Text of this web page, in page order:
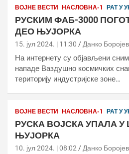
ВОЈНЕ ВЕСТИ НАСЛОВНА-1 РАТ У
РУСКИМ ФАБ-3000
ДЕО ЊУЈОРКА
15. јул 2024. | 11:30 Данко
На интернету су објављени
нападе Ваздушно космичких
територију индустријске зоне…
ВОЈНЕ ВЕСТИ НАСЛОВНА-1 РАТ У
РУСКА ВОЈСКА УПАЛА У
ЊУЈОРКА
10. јул 2024. | 08:02 Данко